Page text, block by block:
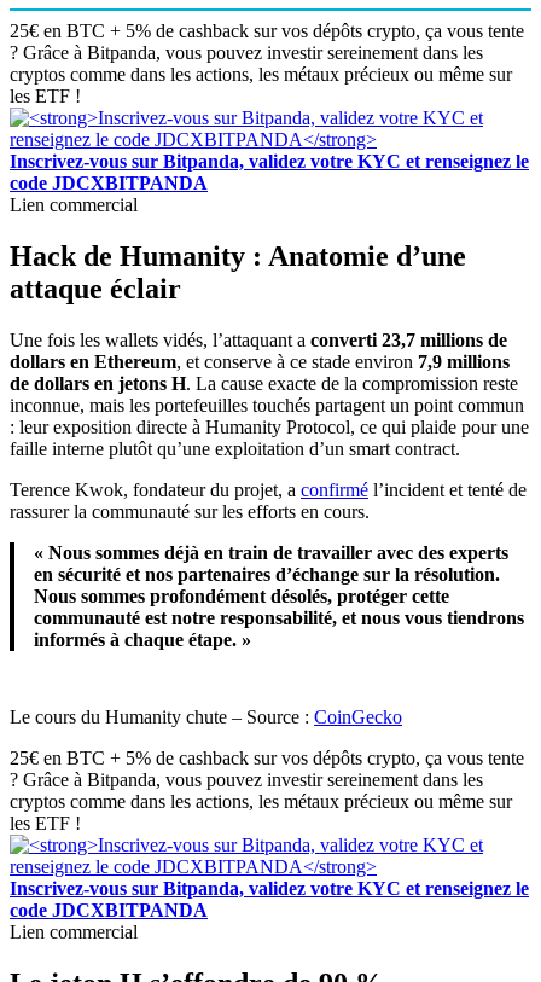
25€ en BTC + 5% de cashback sur vos dépôts crypto, ça vous tente
? Grâce à Bitpanda, vous pouvez investir sereinement dans les
cryptos comme dans les actions, les métaux précieux ou même sur
les ETF !
Inscrivez-vous sur Bitpanda, validez votre KYC et renseignez le
code JDCXBITPANDA
Lien commercial
Hack de Humanity : Anatomie d’une
attaque éclair
Une fois les wallets vidés, l’attaquant a converti 23,7 millions de
dollars en Ethereum, et conserve à ce stade environ 7,9 millions
de dollars en jetons H. La cause exacte de la compromission reste
inconnue, mais les portefeuilles touchés partagent un point commun
: leur exposition directe à Humanity Protocol, ce qui plaide pour une
faille interne plutôt qu’une exploitation d’un smart contract.
Terence Kwok, fondateur du projet, a confirmé l’incident et tenté de
rassurer la communauté sur les efforts en cours.
« Nous sommes déjà en train de travailler avec des experts
en sécurité et nos partenaires d’échange sur la résolution.
Nous sommes profondément désolés, protéger cette
communauté est notre responsabilité, et nous vous tiendrons
informés à chaque étape. »
Le cours du Humanity chute – Source : CoinGecko
25€ en BTC + 5% de cashback sur vos dépôts crypto, ça vous tente
? Grâce à Bitpanda, vous pouvez investir sereinement dans les
cryptos comme dans les actions, les métaux précieux ou même sur
les ETF !
Inscrivez-vous sur Bitpanda, validez votre KYC et renseignez le
code JDCXBITPANDA
Lien commercial